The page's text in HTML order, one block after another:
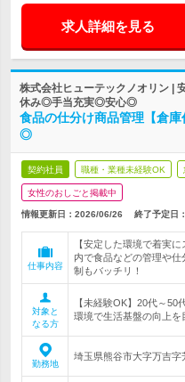
求人詳細を見る
株式会社ヒューテックノオリン |
休み◎手当充実◎安心◎
食品の仕分け商品管理【倉
◎
契約社員 職種・業種未経験OK
女性のおしごと掲載中
情報更新日：2026/06/26 終了予定日：
仕事内容
【安定した環境で着実
内で食品などの管理や
制もバッチリ！
対象と
なる方
【未経験OK】20代～50
環境で生活基盤の向上を
勤務地
埼玉県熊谷市大字万吉字